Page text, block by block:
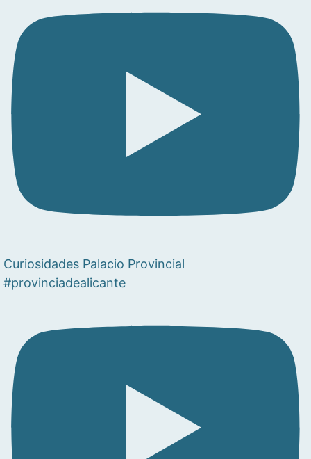
Curiosidades Palacio Provincial
#provinciadealicante